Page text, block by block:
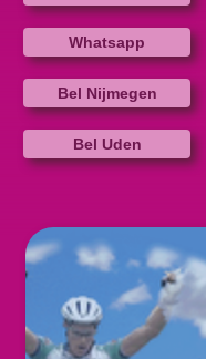
Whatsapp
Bel Nijmegen
Bel Uden